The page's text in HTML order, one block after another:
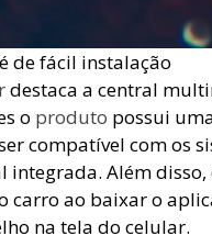
de fácil instalação
destaca a central
o produto possui
compatível com os
integrada. Além
carro ao baixar o
na tela do celular.